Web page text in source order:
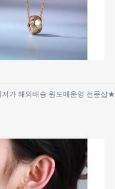
가 해외배송 원도매운영 전문샵★